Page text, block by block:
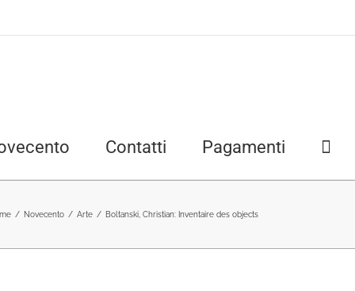
Contatti Pagamenti
/ Novecento / Arte / Boltanski, Christian: Inventaire des objects